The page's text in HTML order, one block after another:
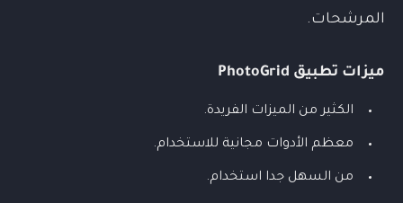
المرشحات.
ميزات تطبيق PhotoGrid
الكثير من الميزات الفريدة.
معظم الأدوات مجانية للاستخدام.
من السهل جدا استخدام.